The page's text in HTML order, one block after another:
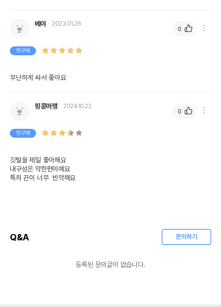
베야 2023.01.26
첫구매
무난하게 싸서 좋아요
0
핑콩머랭 2024.10.22
첫구매
깃털을 제일 좋아해요
내구성은 약한편이예요
특히 끈이 너무  빈약해요
0
Q&A 문의하기
등록된 문의글이 없습니다.